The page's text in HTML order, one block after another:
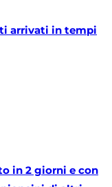
arrivati in tempi
in 2 giorni e con